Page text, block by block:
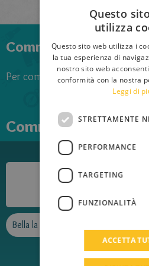
Commenta anche tu il
Per commentare devi effettuare
Commenti
Kiki2013
Pubblicato il
Bella la copertina 👍🏻
Questo
utilizza
Questo sito web utilizza i
la tua esperienza di
nostro sito web
conformità con la nostra
Leggi di
STRETTAMENTE
PERFORMANCE
TARGETING
FUNZIONALITÀ
ACCETTA